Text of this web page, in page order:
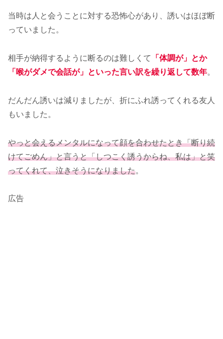
当時は人と会うことに対する恐怖心があり、誘いはほぼ断
っていました。
相手が納得するように断るのは難しくて
「体調が」とか
「喉がダメで会話が」といった言い訳を繰り返して数年。
だんだん誘いは減りましたが、折にふれ誘ってくれる友人
もいました。
やっと会えるメンタルになって顔を合わせたとき「断り続
けてごめん」と言うと「しつこく誘うからね、私は」と笑
ってくれて、泣きそうになりました。
広告